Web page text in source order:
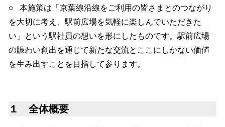
○ 本施策は「京葉線沿線をご利用の皆さまとのつながり
を大切に考え、駅前広場を気軽に楽しんでいただきた
い」という駅社員の想いを形にしたものです。駅前広場
の賑わい創出を通じて新たな交流とここにしかない価値
を生み出すことを目指して参ります。
１ 全体概要